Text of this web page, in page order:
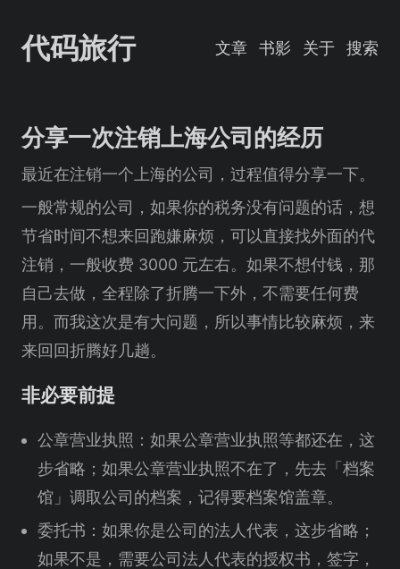
代码旅行 文章 书影 关于 搜索
分享一次注销上海公司的经历
最近在注销一个上海的公司，过程值得分享一下。
一般常规的公司，如果你的税务没有问题的话，想
节省时间不想来回跑嫌麻烦，可以直接找外面的代
注销，一般收费 3000 元左右。如果不想付钱，那
自己去做，全程除了折腾一下外，不需要任何费
用。而我这次是有大问题，所以事情比较麻烦，来
来回回折腾好几趟。
非必要前提
公章营业执照：如果公章营业执照等都还在，这
步省略；如果公章营业执照不在了，先去「档案
馆」调取公司的档案，记得要档案馆盖章。
委托书：如果你是公司的法人代表，这步省略；
如果不是，需要公司法人代表的授权书，签字，